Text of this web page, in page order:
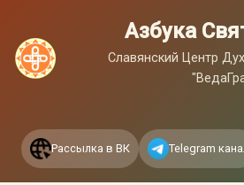
Азбука
Славянский Центр
Рассылка в ВК Telegram